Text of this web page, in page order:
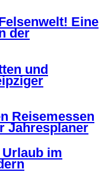
Eine
der
und
Reisemessen
Jahresplaner
im